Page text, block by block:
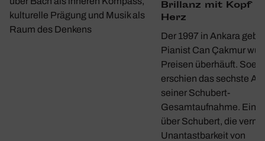
kulturelle Prägung und Musik als
Raum des Denkens
Bril­lanz mit Kopf
Herz
Der 1997 in Ankara
Pianist Can Çakmur
Preisen überhäuft.
erschien das sechste
seiner Schubert-
Gesamtaufnahme. Ein
über Schubert, die
Unantastbarkeit von